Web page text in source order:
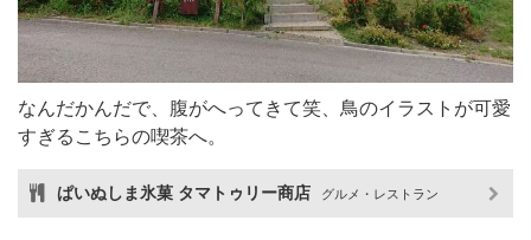
なんだかんだで、腹がへってきて笑、鳥のイラストが可愛
すぎるこちらの喫茶へ。
ぱいぬしま氷菓 タマトゥリー商店 グルメ・レストラン